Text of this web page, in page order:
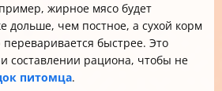
жирное мясо будет
дольше, чем постное, а сухой корм
быстрее. Это
составлении рациона, чтобы не
питомца.